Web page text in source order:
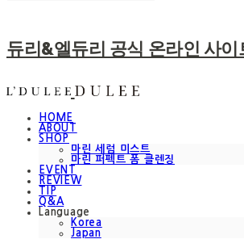
듀리&엘듀리 공식 온라인 사이
HOME
ABOUT
SHOP
마린 세럼 미스트
마린 퍼펙트 폼 클렌징
EVENT
REVIEW
TIP
Q&A
Language
Korea
Japan